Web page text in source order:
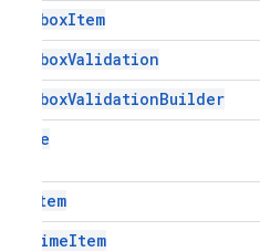
CheckboxItem
CheckboxValidation
CheckboxValidationBuilder
Choice
Item
TimeItem